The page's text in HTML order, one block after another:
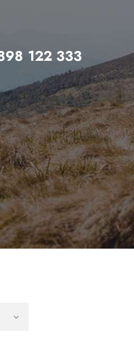
122 333